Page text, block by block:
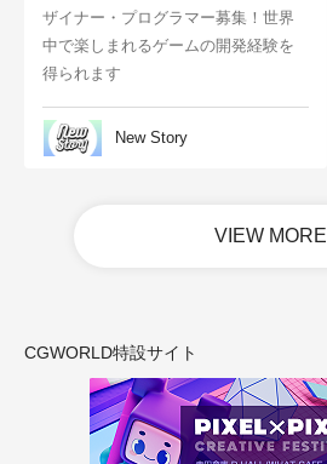
ザイナー・プログラマー募集！世界
中で楽しまれるゲームの開発経験を
得られます
New Story
VIEW MORE
CGWORLD特設サイト